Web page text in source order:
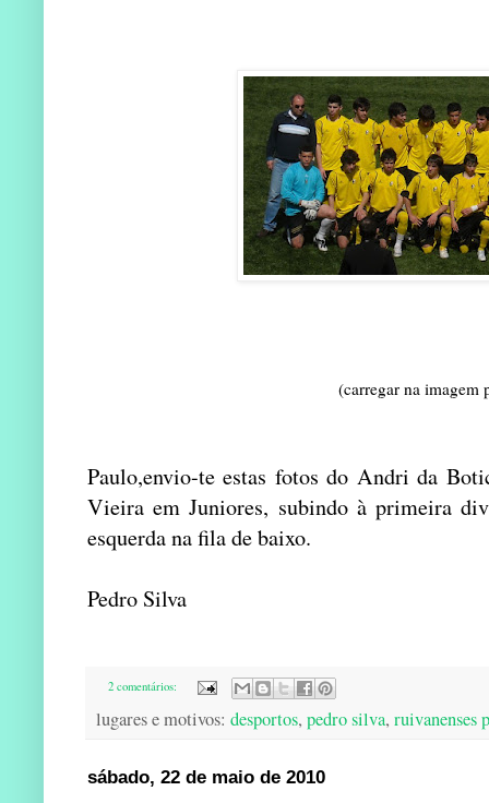
(carregar na imagem
Paulo,envio-te estas fotos do Andri da
Vieira em Juniores, subindo à primeira
esquerda na fila de baixo.
Pedro Silva
2 comentários:
lugares e motivos: desportos, pedro silva, ruivanenses
sábado, 22 de maio de 2010